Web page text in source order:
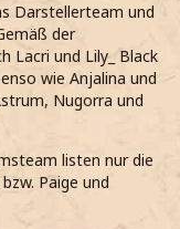
Darstellerteam und
der
Lacri und Lily_ Black
wie Anjalina und
Nugorra und
listen nur die
Paige und